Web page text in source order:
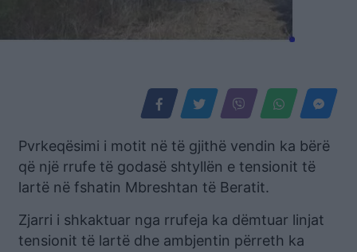
Pvrkeqësimi i motit në të gjithë vendin ka bërë
që një rrufe të godasë shtyllën e tensionit të
lartë në fshatin Mbreshtan të Beratit.
Zjarri i shkaktuar nga rrufeja ka dëmtuar linjat
tensionit të lartë dhe ambjentin përreth ka